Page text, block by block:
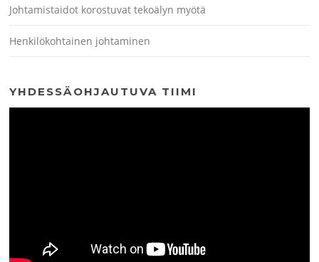
Johtamistaidot korostuvat tekoälyn myötä
Henkilökohtainen johtaminen
YHDESSÄOHJAUTUVA TIIMI